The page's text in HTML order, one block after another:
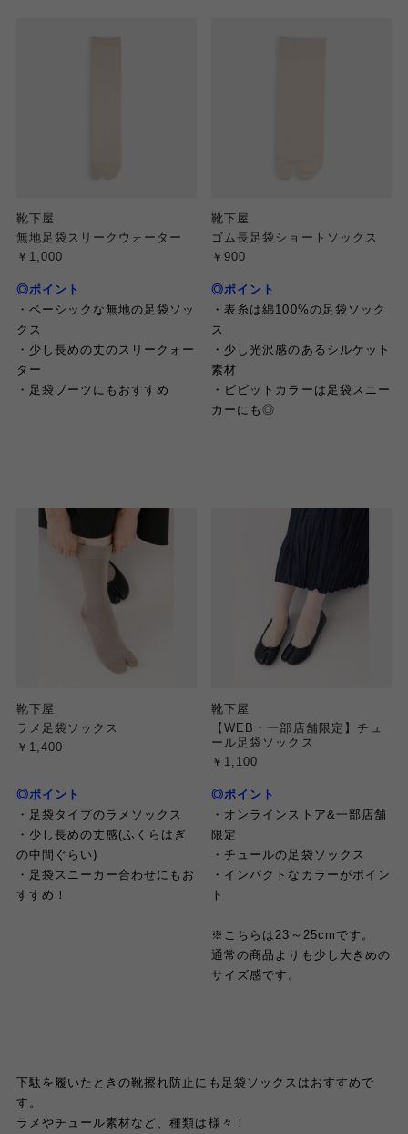
靴下屋
無地足袋スリークウォーター
￥1,000
靴下屋
ゴム長足袋ショートソックス
￥900
◎ポイント
・ベーシックな無地の足袋ソッ
クス
・少し長めの丈のスリークォー
ター
・足袋ブーツにもおすすめ
◎ポイント
・表糸は綿100%の足袋ソック
ス
・少し光沢感のあるシルケット
素材
・ビビットカラーは足袋スニー
カーにも◎
靴下屋
ラメ足袋ソックス
￥1,400
靴下屋
【WEB・一部店舗限定】チュ
ール足袋ソックス
￥1,100
◎ポイント
・足袋タイプのラメソックス
・少し長めの丈感(ふくらはぎ
の中間ぐらい)
・足袋スニーカー合わせにもお
すすめ！
◎ポイント
・オンラインストア&一部店舗
限定
・チュールの足袋ソックス
・インパクトなカラーがポイン
ト
※こちらは23～25cmです。
通常の商品よりも少し大きめの
サイズ感です。
下駄を履いたときの靴擦れ防止にも足袋ソックスはおすすめで
す。
ラメやチュール素材など、種類は様々！